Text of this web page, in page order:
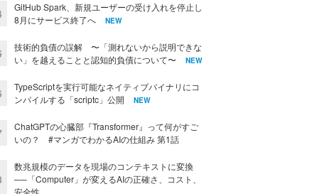
GitHub Spark、新規ユーザーの受け入れを停止し
8月にサービス終了へ
NEW
技術的負債の誤解 〜「測れないから説明できな
い」を越えることと認知的負債について〜
NEW
TypeScriptを実行可能なネイティブバイナリにコ
ンパイルする「scriptc」公開
NEW
ChatGPTの心臓部『Transformer』って何がすご
いの？ #マンガでわかるAIの仕組み 第1話
数兆規模のデータを現場のコンテキストに変換
──「Computer」が変えるAIの正確さ、コスト、
安全性